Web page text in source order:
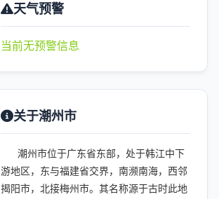
天气预警
当前无预警信息
关于潮州市
潮州市位于广东省东部，处于韩江中下
游地区，东与福建省交界，南濒南海，西邻
揭阳市，北接梅州市。其名称源于古时此地